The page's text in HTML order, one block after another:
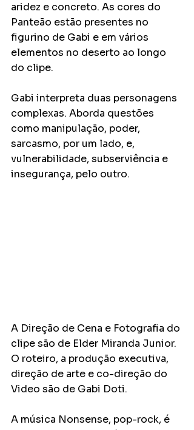
aridez e concreto. As cores do
Panteão estão presentes no
figurino de Gabi e em vários
elementos no deserto ao longo
do clipe.
Gabi interpreta duas personagens
complexas. Aborda questões
como manipulação, poder,
sarcasmo, por um lado, e,
vulnerabilidade, subserviência e
insegurança, pelo outro.
A Direção de Cena e Fotografia do
clipe são de Elder Miranda Junior.
O roteiro, a produção executiva,
direção de arte e co-direção do
Video são de Gabi Doti.
A música Nonsense, pop-rock, é